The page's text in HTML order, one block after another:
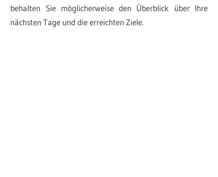
behalten Sie möglicherweise den Überblick über Ihre
nächsten Tage und die erreichten Ziele.